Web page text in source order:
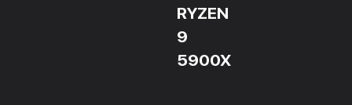
RYZEN
9
5900X